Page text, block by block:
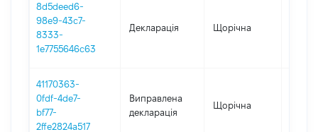
8d5deed6-
98e9-43c7-
8333-
1e7755646c63
Декларація Щорічна
41170363-
0fdf-4de7-
bf77-
2ffe2824a517
Виправлена
декларація
Щорічна